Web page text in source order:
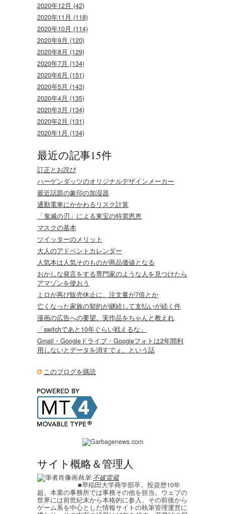
2020年12月 (42)
2020年11月 (118)
2020年10月 (114)
2020年9月 (120)
2020年8月 (129)
2020年7月 (134)
2020年6月 (151)
2020年5月 (143)
2020年4月 (135)
2020年3月 (134)
2020年2月 (131)
2020年1月 (134)
最近の記事15件
訂正とお詫び
ハーゲンダッツのオリジナルデザインメーカー
最近話題の象印の加湿器
通勤電車にかかわるリスク計算
「鬼滅の刃」による東宝の特需恩恵
マスクの基本
ツイッターのメリット
大人のアドベントカレンダー
人気本は人気そのものが商品価値となる
おかしな発言をする専門家のような人を見つけたら
アマゾンを使おう
ミロが再び販売休止に、注文量が7倍とか
亡くなった家族の契約が継続して支払いが続く件
漫画の広告への要望。実作品をちゃんと教えれ
「switchであと10年ぐらい戦えるな」
Gmail・Googleドライブ・Googleフォトは2年間利
用しないとデータを消すでぇ、という話
このブログを購読
サイト概略＆管理人
執筆:不破雷蔵
■早稲田大学商学部卒。投資歴10年
超。本業の事務所では事務その他を担当。ウェブの
世界には前世紀末から本格的に参入、その前後から
ゲーム系を中心とした情報サイトの執筆管理運営に